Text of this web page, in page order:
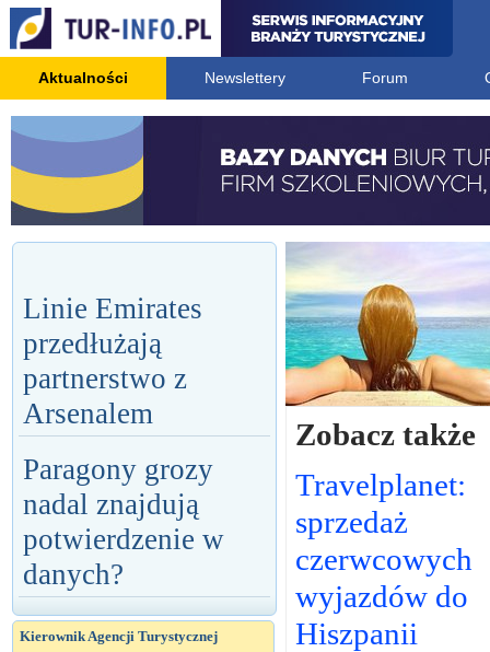
Aktualności Newslettery Forum
Linie Emirates
przedłużają
partnerstwo z
Arsenalem
Paragony grozy
nadal znajdują
potwierdzenie w
danych?
Kierownik Agencji Turystycznej
Zobacz także
Travelplanet:
sprzedaż
czerwcowych
wyjazdów do
Hiszpanii